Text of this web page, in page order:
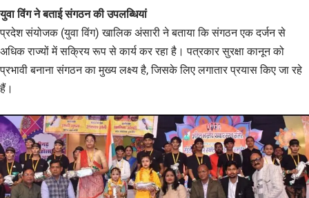
युवा विंग ने बताई संगठन की उपलब्धियां
प्रदेश संयोजक (युवा विंग) खालिक अंसारी ने बताया कि संगठन एक दर्जन से
अधिक राज्यों में सक्रिय रूप से कार्य कर रहा है। पत्रकार सुरक्षा कानून को
प्रभावी बनाना संगठन का मुख्य लक्ष्य है, जिसके लिए लगातार प्रयास किए जा रहे
हैं।